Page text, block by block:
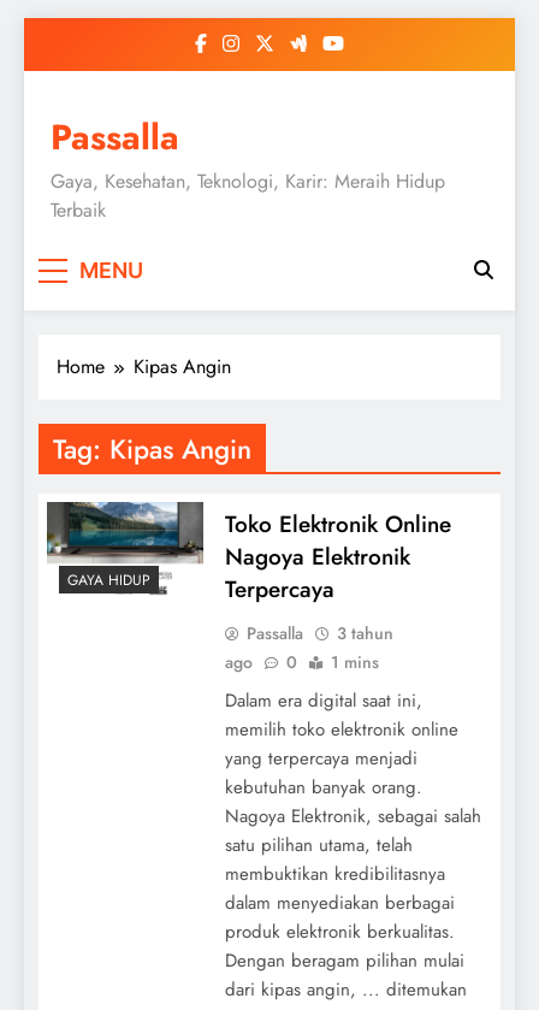
Passalla
Gaya, Kesehatan, Teknologi, Karir: Meraih Hidup
Terbaik
MENU
Home Kipas Angin
Tag: Kipas Angin
GAYA HIDUP
Toko Elektronik Online
Nagoya Elektronik
Terpercaya
Passalla
3 tahun
ago
0 1 mins
Dalam era digital saat ini,
memilih toko elektronik online
yang terpercaya menjadi
kebutuhan banyak orang.
Nagoya Elektronik, sebagai salah
satu pilihan utama, telah
membuktikan kredibilitasnya
dalam menyediakan berbagai
produk elektronik berkualitas.
Dengan beragam pilihan mulai
dari kipas angin, ... ditemukan